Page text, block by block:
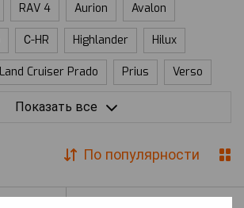
RAV 4 Aurion Avalon
С-HR Highlander Hilux
Land Cruiser Prado Prius Verso
Sequoia Sienna
Показать все
По популярности